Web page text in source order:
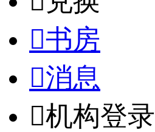
书房
消息
机构登录